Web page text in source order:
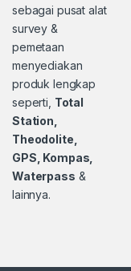
sebagai pusat alat
survey &
pemetaan
menyediakan
produk lengkap
seperti, Total
Station,
Theodolite,
GPS, Kompas,
Waterpass &
lainnya.